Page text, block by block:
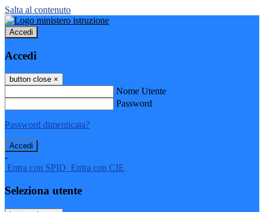
Salta al contenuto
Accedi
Accedi
button close ×
Nome Utente
Password
Password dimenticata?
-
Entra con SPID Entra con CIE
Seleziona utente